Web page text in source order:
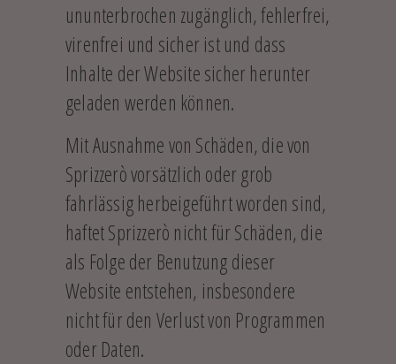
ununterbrochen zugänglich, fehlerfrei,
virenfrei und sicher ist und dass
Inhalte der Website sicher herunter
geladen werden können.
Mit Ausnahme von Schäden, die von
Sprizzerò vorsätzlich oder grob
fahrlässig herbeigeführt worden sind,
haftet Sprizzerò nicht für Schäden, die
als Folge der Benutzung dieser
Website entstehen, insbesondere
nicht für den Verlust von Programmen
oder Daten.